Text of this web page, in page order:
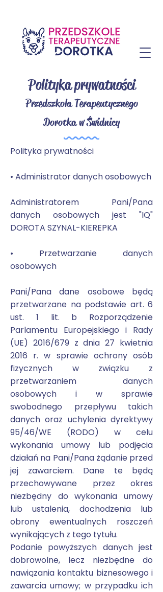
Polityka prywatności
Przedszkola Terapeutycznego
Dorotka w Świdnicy
Polityka prywatności
• Administrator danych osobowych
Administratorem Pani/Pana
danych osobowych jest "IQ"
DOROTA SZYNAL-KIEREPKA
• Przetwarzanie danych
osobowych
Pani/Pana dane osobowe będą
przetwarzane na podstawie art. 6
ust. 1 lit. b Rozporządzenie
Parlamentu Europejskiego i Rady
(UE) 2016/679 z dnia 27 kwietnia
2016 r. w sprawie ochrony osób
fizycznych w związku z
przetwarzaniem danych
osobowych i w sprawie
swobodnego przepływu takich
danych oraz uchylenia dyrektywy
95/46/WE (RODO) w celu
wykonania umowy lub podjęcia
działań na Pani/Pana żądanie przed
jej zawarciem. Dane te będą
przechowywane przez okres
niezbędny do wykonania umowy
lub ustalenia, dochodzenia lub
obrony ewentualnych roszczeń
wynikających z tego tytułu.
Podanie powyższych danych jest
dobrowolne, lecz niezbędne do
nawiązania kontaktu biznesowego i
zawarcia umowy; w przypadku ich